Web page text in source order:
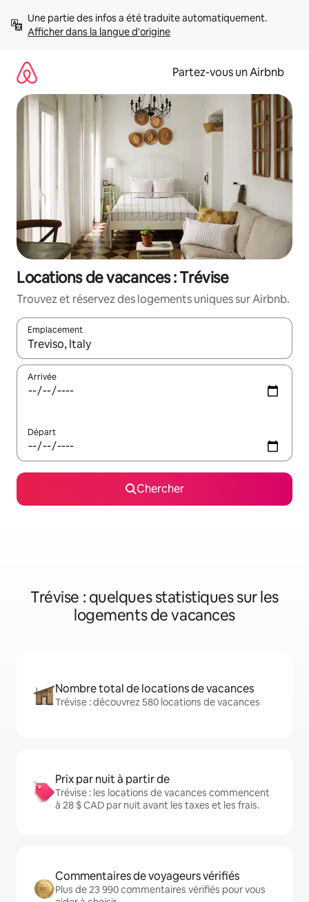
directement
Afficher dans la langue d'origine
Partez-vous un Airbnb
Locations de vacances : Trévise
Trouvez et réservez des logements uniques sur Airbnb.
Emplacement
Quand les résultats sont affichés, parcourez-les en utilisant
Arrivée
Départ
Chercher
Trévise : quelques statistiques sur les
logements de vacances
Nombre total de locations de vacances
Trévise : découvrez 580 locations de vacances
Prix par nuit à partir de
Trévise : les locations de vacances commencent
à 28 $ CAD par nuit avant les taxes et les frais.
Commentaires de voyageurs vérifiés
Plus de 23 990 commentaires vérifiés pour vous